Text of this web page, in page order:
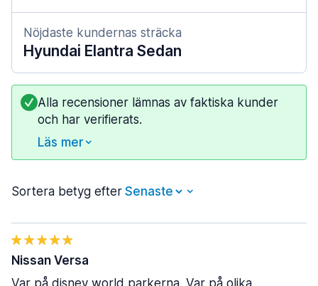
Nöjdaste kundernas sträcka
Hyundai Elantra Sedan
Alla recensioner lämnas av faktiska kunder
och har verifierats.
Läs mer
Sortera betyg efter
Nissan Versa
Var på disney world parkerna. Var på olika